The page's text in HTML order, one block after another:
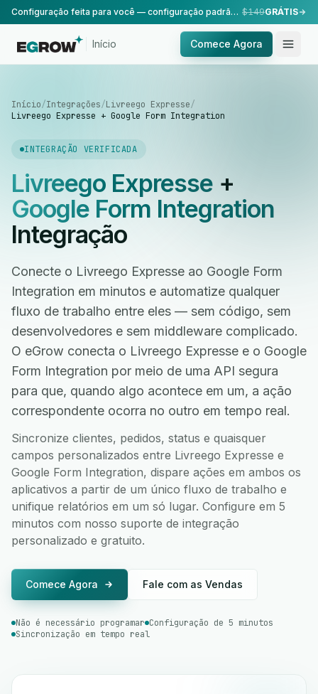
Configuração feita para você — configuração padrão, realizada pela nossa equipe. $149GRÁTIS
Início Comece Agora
Início/Integrações/Livreego Expresse/
Livreego Expresse + Google Form Integration
INTEGRAÇÃO VERIFICADA
Livreego Expresse+
Google Form Integration
Integração
Conecte o Livreego Expresse ao Google Form
Integration em minutos e automatize qualquer
fluxo de trabalho entre eles — sem código, sem
desenvolvedores e sem middleware complicado.
O eGrow conecta o Livreego Expresse e o Google
Form Integration por meio de uma API segura
para que, quando algo acontece em um, a ação
correspondente ocorra no outro em tempo real.
Sincronize clientes, pedidos, status e quaisquer
campos personalizados entre Livreego Expresse e
Google Form Integration, dispare ações em ambos os
aplicativos a partir de um único fluxo de trabalho e
unifique relatórios em um só lugar. Configure em 5
minutos com nosso suporte de integração
personalizado e gratuito.
Comece Agora Fale com as Vendas
Não é necessário programar Configuração de 5 minutos
Sincronização em tempo real